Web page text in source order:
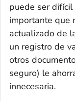
puede ser difícil
importante que
actualizado de
un registro de
otros
seguro) le
innecesaria.